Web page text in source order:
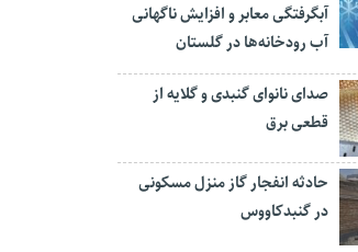
آبگرفتگی معابر و افزایش ناگهانی
آب رودخانه‌ها در گلستان
صدای نانوای گنبدی و گلایه از
قطعی برق
حادثه انفجار گاز منزل مسکونی
در گنبدکاووس